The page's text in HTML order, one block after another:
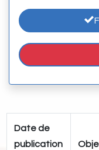
Date de
publication